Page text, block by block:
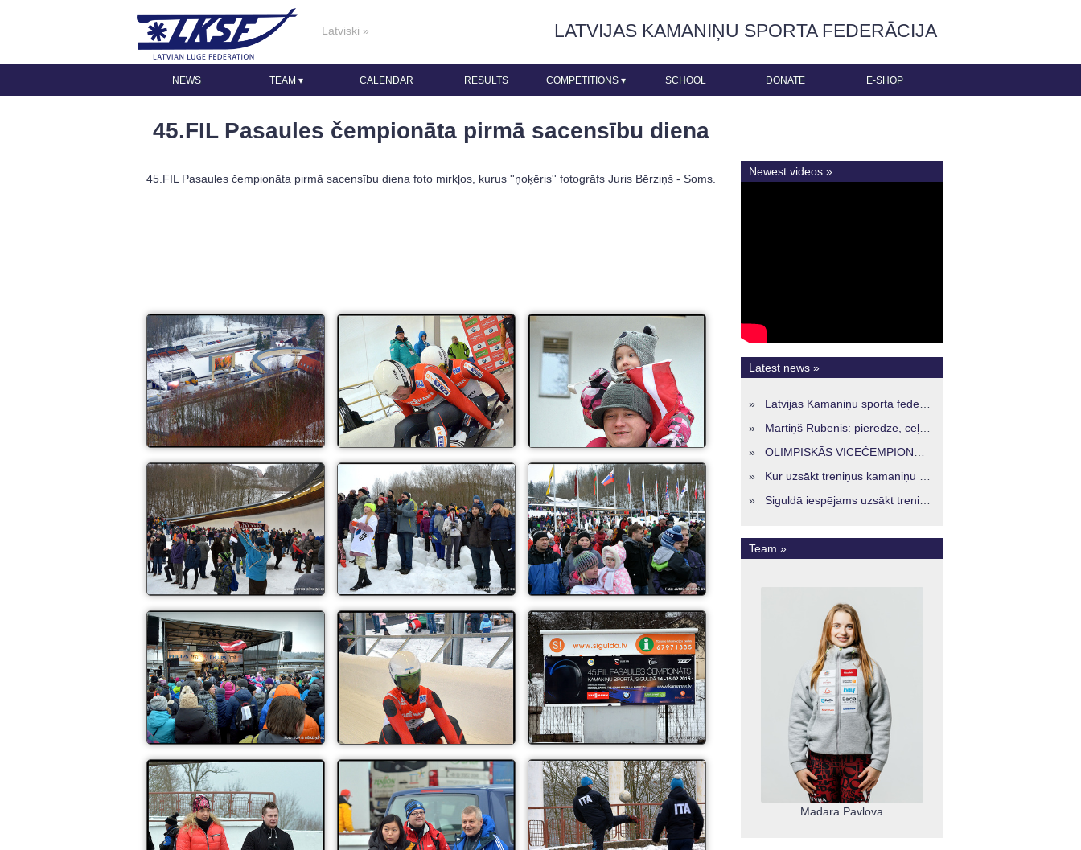
Latviski » LATVIJAS KAMANIŅU SPORTA FEDERĀCIJA
NEWS TEAM ▾ CALENDAR RESULTS COMPETITIONS ▾ SCHOOL DONATE E-SHOP
45.FIL Pasaules čempionāta pirmā sacensību diena
45.FIL Pasaules čempionāta pirmā sacensību diena foto mirkļos, kurus ''ņoķēris'' fotogrāfs Juris Bērziņš - Soms.
Newest videos »
Latest news »
» Latvijas Kamaniņu sporta federācijā ievēlēta vadība nākamajam četru gadu termiņam
» Mārtiņš Rubenis: pieredze, ceļš un skatījums uz Latvijas kamaniņu sportu
»OLIMPISKĀS VICEČEMPIONES ENERĢIJA TURPINĀS ARĪ STARPSEZONĀ
» Kur uzsākt treniņus kamaniņu sportā Latvijā? Iespējas jaunajiem sportistiem visos reģionos
»Siguldā iespējams uzsākt treniņus kamaniņu sportā – vide, kur veidojas nākamā sportistu paaudze
Team »
Madara Pavlova